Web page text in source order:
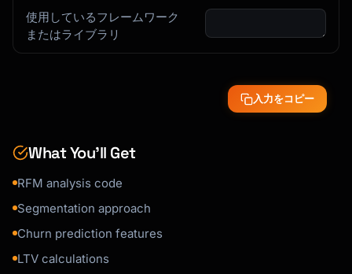
使用しているフレームワーク
またはライブラリ
入力をコピー
What You’ll Get
RFM analysis code
Segmentation approach
Churn prediction features
LTV calculations